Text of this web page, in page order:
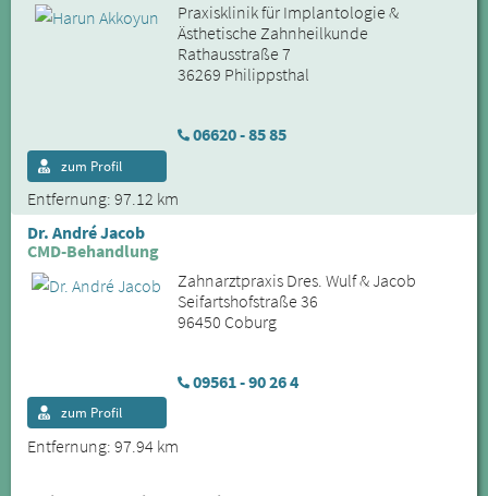
Praxisklinik für Implantologie &
Ästhetische Zahnheilkunde
Rathausstraße 7
36269 Philippsthal
06620 - 85 85
Entfernung: 97.12 km
zum Profil
Dr. André Jacob
CMD-Behandlung
Zahnarztpraxis Dres. Wulf & Jacob
Seifartshofstraße 36
96450 Coburg
09561 - 90 26 4
Entfernung: 97.94 km
zum Profil